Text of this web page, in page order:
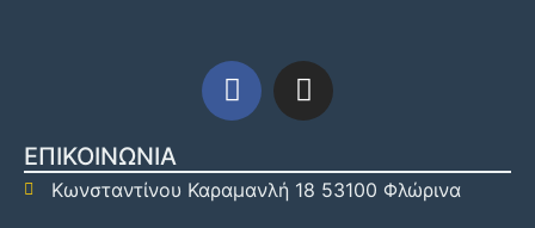
ΕΠΙΚΟΙΝΩΝΙΑ
Κωνσταντίνου Καραμανλή 18 53100 Φλώρινα